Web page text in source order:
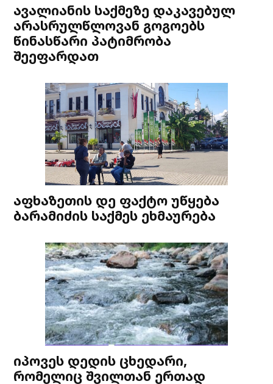
ავალიანის საქმეზე დაკავებულ
არასრულწლოვან გოგოებს
წინასწარი პატიმრობა
შეეფარდათ
აფხაზეთის დე ფაქტო უწყება
ბარამიძის საქმეს ეხმაურება
იპოვეს დედის ცხედარი,
რომელიც შვილთან ერთად